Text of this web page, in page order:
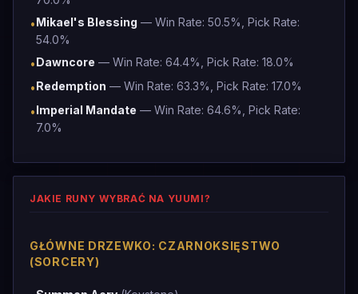
•Mikael's Blessing — Win Rate: 50.5%, Pick Rate:
54.0%
•Dawncore — Win Rate: 64.4%, Pick Rate: 18.0%
•Redemption — Win Rate: 63.3%, Pick Rate: 17.0%
•Imperial Mandate — Win Rate: 64.6%, Pick Rate:
7.0%
JAKIE RUNY WYBRAĆ NA YUUMI?
GŁÓWNE DRZEWKO: CZARNOKSIĘSTWO
(SORCERY)